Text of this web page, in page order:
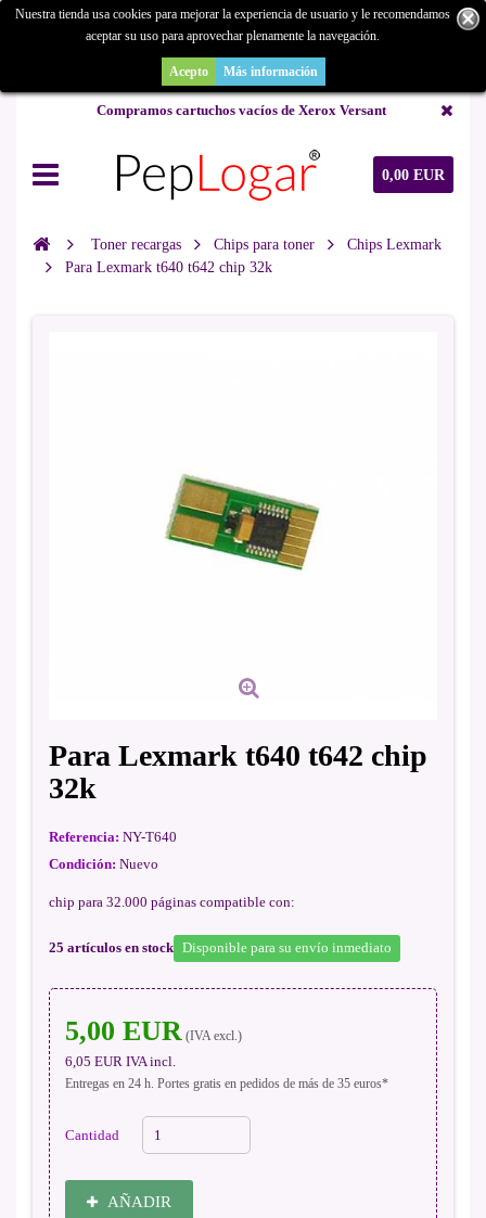
¿Buscas un repuesto de copiadora o buscas una de ocasión y no la
encuentras? Consúltanos.
Compramos cartuchos vacíos de Xerox Versant
0,00 EUR
Nuestra tienda usa cookies para mejorar la experiencia de usuario y le recomendamos
aceptar su uso para aprovechar plenamente la navegación.
Acepto Más información
Toner recargas Chips para toner
Chips Lexmark
Para Lexmark t640 t642 chip 32k
Para Lexmark t640 t642 chip
32k
Referencia: NY-T640
Condición: Nuevo
chip para 32.000 páginas compatible con:
25 artículos en stock Disponible para su envío inmediato
5,00 EUR (IVA excl.)
6,05 EUR IVA incl.
Entregas en 24 h. Portes gratis en pedidos de más de 35 euros*
Cantidad
AÑADIR